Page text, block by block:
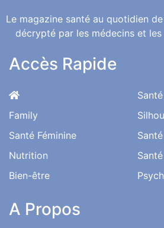
Le magazine santé au quotidien
décrypté par les médecins et
Accès Rapide
Family
Santé Féminine
Nutrition
Bien-être
A Propos